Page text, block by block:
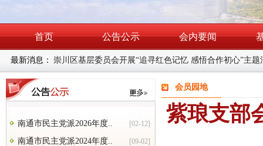
首页 公告公示 会内要闻
最新消息： 民建南通市委会召开理论学习中心组学习（扩大）会暨主
南通市民主党派2026年度.. [02-12]
南通市民主党派2024年度.. [09-02]
会员园地
紫琅支部